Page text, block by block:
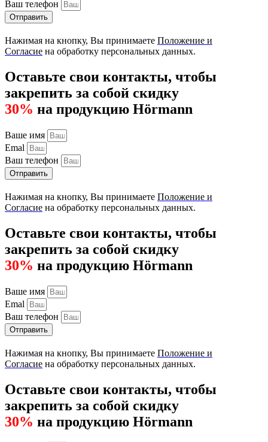
Ваш телефон
Отправить
Нажимая на кнопку, Вы принимаете Положение и
Согласие на обработку персональных данных.
Оставьте свои контакты, чтобы
закрепить за собой скидку
30% на продукцию Hörmann
Ваше имя
Emal
Ваш телефон
Отправить
Нажимая на кнопку, Вы принимаете Положение и
Согласие на обработку персональных данных.
Оставьте свои контакты, чтобы
закрепить за собой скидку
30% на продукцию Hörmann
Ваше имя
Emal
Ваш телефон
Отправить
Нажимая на кнопку, Вы принимаете Положение и
Согласие на обработку персональных данных.
Оставьте свои контакты, чтобы
закрепить за собой скидку
30% на продукцию Hörmann